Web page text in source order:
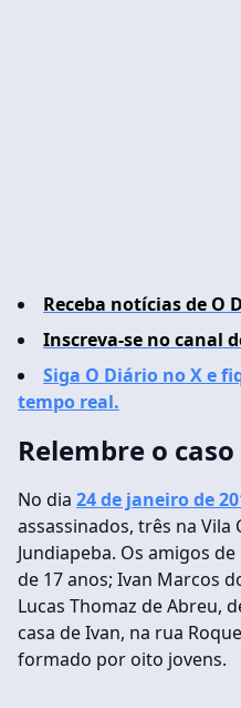
Receba notícias de O
Inscreva-se no canal
Siga O Diário no X e
tempo real.
Relembre o caso
No dia 24 de janeiro de
assassinados, três na Vila
Jundiapeba. Os amigos
de 17 anos; Ivan Marcos
Lucas Thomaz de Abreu,
casa de Ivan, na rua
formado por oito jovens.